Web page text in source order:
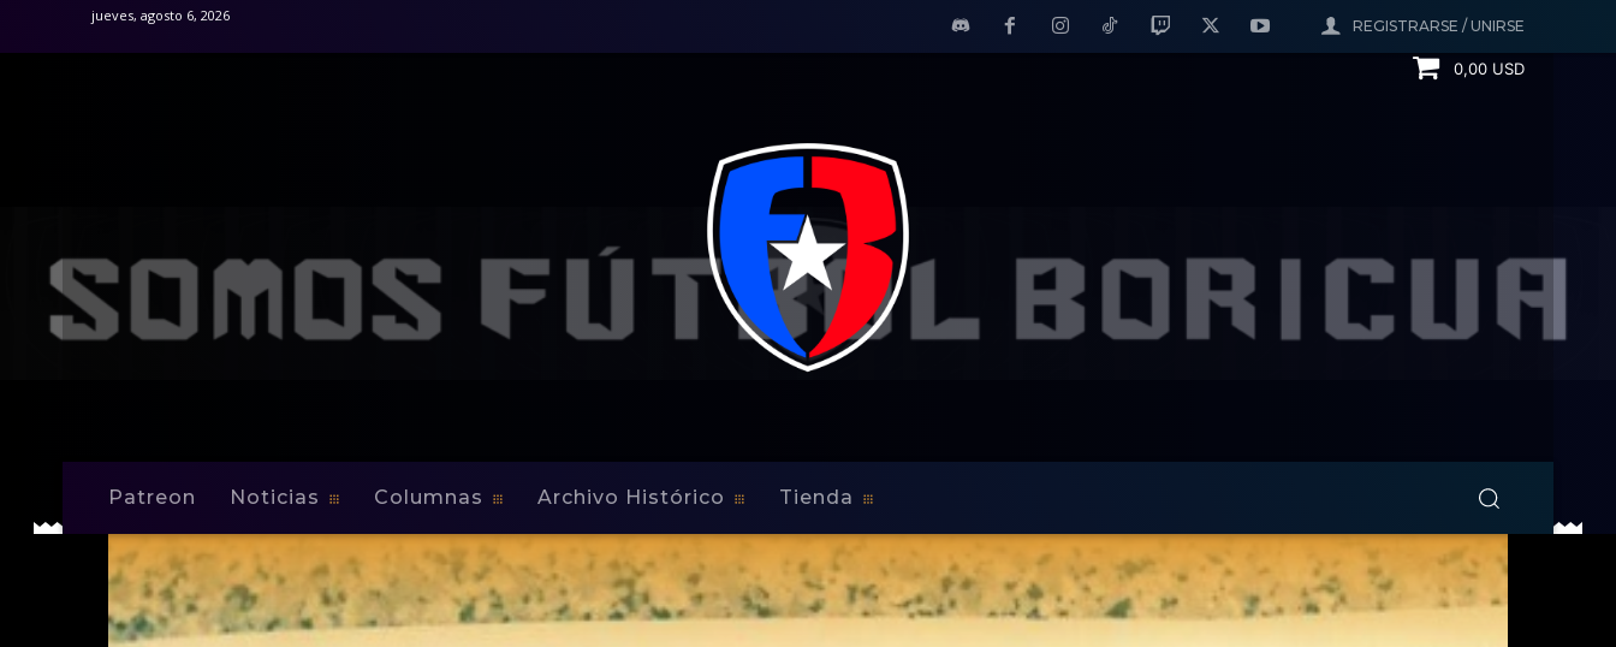
REGISTRARSE / UNIRSE
jueves, agosto 6, 2026
0,00 USD
Patreon Noticias Columnas Archivo Histórico Tienda